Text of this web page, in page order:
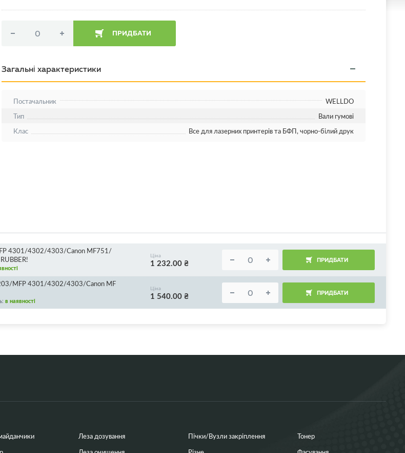
ПРИДБАТИ
Загальні характеристики
Постачальник
WELLDO
Тип
Вали гумові
Клас
Все для лазерних принтерів та БФП, чорно-білий друк
4301/4302/4303/Canon MF751/
Ціна
1 232.00 ₴ ПРИДБАТИ
MFP 4301/4302/4303/Canon MF
в наявності
Ціна
1 540.00 ₴ ПРИДБАТИ
Леза дозування
Пічки/Вузли закріплення
Тонер